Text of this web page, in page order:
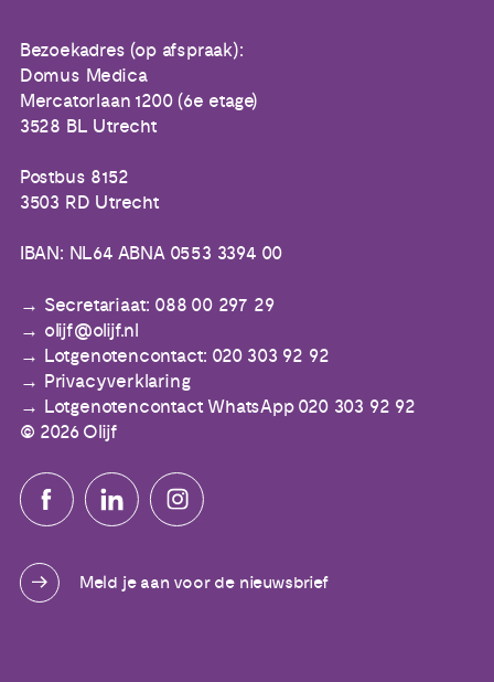
Bezoekadres (op afspraak):
Domus Medica
Mercatorlaan 1200 (6e etage)
3528 BL Utrecht
Postbus 8152
3503 RD Utrecht
IBAN: NL64 ABNA 0553 3394 00
Secretariaat: 088 00 297 29
olijf@olijf.nl
Lotgenotencontact: 020 303 92 92
Privacyverklaring
Lotgenotencontact WhatsApp 020 303 92 92
© 2026 Olijf
Meld je aan voor de nieuwsbrief